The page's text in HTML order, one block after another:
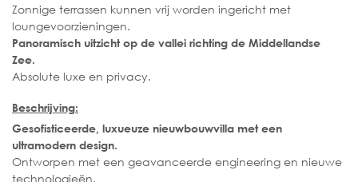
Zonnige terrassen kunnen vrij worden ingericht met
loungevoorzieningen.
Panoramisch uitzicht op de vallei richting de Middellandse
Zee.
Absolute luxe en privacy.
Beschrijving:
Gesofisticeerde, luxueuze nieuwbouwvilla met een
ultramodern design.
Ontworpen met een geavanceerde engineering en nieuwe
technologieën.